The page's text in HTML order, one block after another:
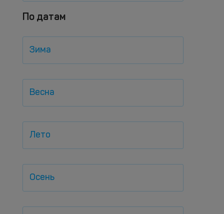
По датам
Зима
Весна
Лето
Осень